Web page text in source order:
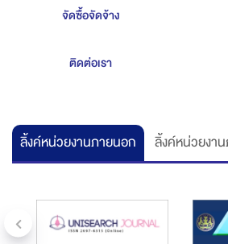
จัดซื้อจัดจ้าง
ติดต่อเรา
ลิ้งค์หน่วยงานภายนอก ลิ้งค์หน่วยงา